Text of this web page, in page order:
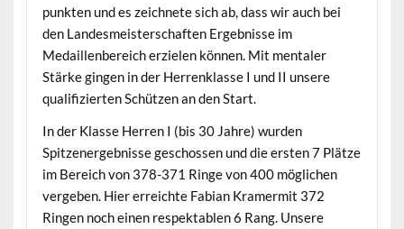
punkten und es zeichnete sich ab, dass wir auch bei
den Landesmeisterschaften Ergebnisse im
Medaillenbereich erzielen können. Mit mentaler
Stärke gingen in der Herrenklasse I und II unsere
qualifizierten Schützen an den Start.
In der Klasse Herren I (bis 30 Jahre) wurden
Spitzenergebnisse geschossen und die ersten 7 Plätze
im Bereich von 378-371 Ringe von 400 möglichen
vergeben. Hier erreichte Fabian Kramermit 372
Ringen noch einen respektablen 6 Rang. Unsere